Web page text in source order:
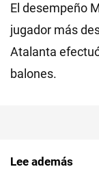
El desempeño
jugador más
Atalanta
balones.
Lee además